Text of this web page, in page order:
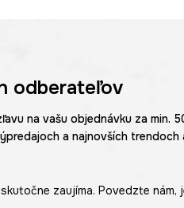
odberateľov
na vašu objednávku za min.
a najnovších trendoch
zaujíma. Povedzte nám,